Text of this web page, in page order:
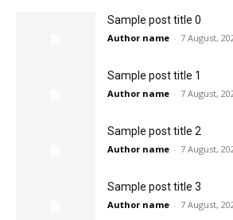
Sample post title 0
Author name - 7 August,
Sample post title 1
Author name - 7 August,
Sample post title 2
Author name - 7 August,
Sample post title 3
Author name - 7 August,